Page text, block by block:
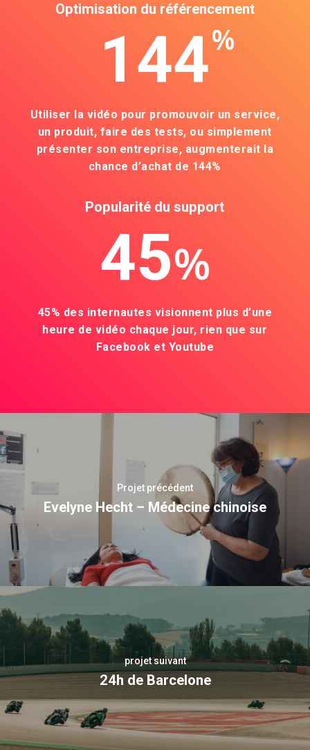
Optimisation du référencement
144%
Utiliser la vidéo pour promouvoir un service,
un produit, faire des tests, ou simplement
présenter son entreprise, augmenterait la
chance d’achat de 144%
Popularité du support
45%
45% des internautes visionnent plus d’une
heure de vidéo chaque jour, rien que sur
Facebook et Youtube
Projet précédent
Evelyne Hecht – Médecine chinoise
projet suivant
24h de Barcelone